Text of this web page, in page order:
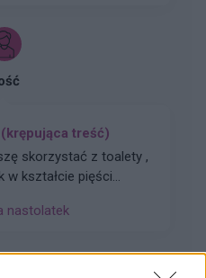
test?
treść)
skorzystać z toalety ,
w kształcie pięści
intensywny, kąpiel lub
w takiej sytuacji może
nastolatek